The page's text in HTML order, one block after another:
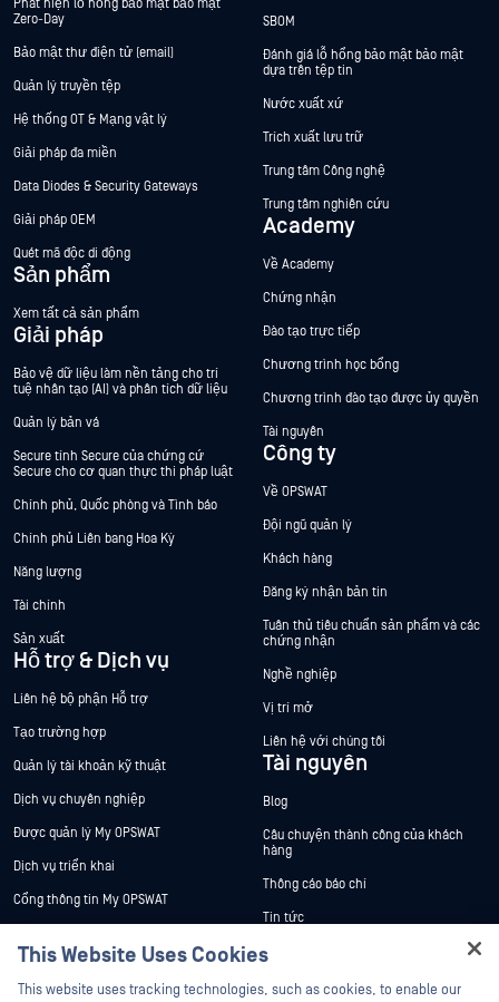
Phát hiện lỗ hổng bảo mật bảo mật
Zero-Day
Bảo mật thư điện tử (email)
Quản lý truyền tệp
Hệ thống OT & Mạng vật lý
Giải pháp đa miền
Data Diodes & Security Gateways
Giải pháp OEM
Quét mã độc di động
Sản phẩm
Xem tất cả sản phẩm
Giải pháp
Bảo vệ dữ liệu làm nền tảng cho trí
tuệ nhân tạo (AI) và phân tích dữ liệu
Quản lý bản vá
Secure tính Secure của chứng cứ
Secure cho cơ quan thực thi pháp luật
Chính phủ, Quốc phòng và Tình báo
Chính phủ Liên bang Hoa Kỳ
Năng lượng
Tài chính
Sản xuất
Hỗ trợ & Dịch vụ
Liên hệ bộ phận Hỗ trợ
Tạo trường hợp
Quản lý tài khoản kỹ thuật
Dịch vụ chuyên nghiệp
Được quản lý My OPSWAT
Dịch vụ triển khai
Cổng thông tin My OPSWAT
SBOM
Đánh giá lỗ hổng bảo mật bảo mật
dựa trên tệp tin
Nước xuất xứ
Trích xuất lưu trữ
Trung tâm Công nghệ
Trung tâm nghiên cứu
Academy
Về Academy
Chứng nhận
Đào tạo trực tiếp
Chương trình học bổng
Chương trình đào tạo được ủy quyền
Tài nguyên
Công ty
Về OPSWAT
Đội ngũ quản lý
Khách hàng
Đăng ký nhận bản tin
Tuân thủ tiêu chuẩn sản phẩm và các
chứng nhận
Nghề nghiệp
Vị trí mở
Liên hệ với chúng tôi
Tài nguyên
Blog
Câu chuyện thành công của khách
hàng
Thông cáo báo chí
Tin tức
Sự kiện
Hội thảo trên trực tuyến
This Website Uses Cookies
This website uses tracking technologies, such as cookies, to enable our
Hey there!